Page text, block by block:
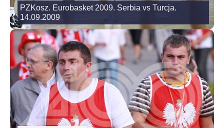
PZKosz. Eurobasket 2009. Serbia vs Turcja.
14.09.2009